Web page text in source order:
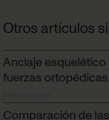
Otros artículos
Anclaje
fuerzas
Comparación de